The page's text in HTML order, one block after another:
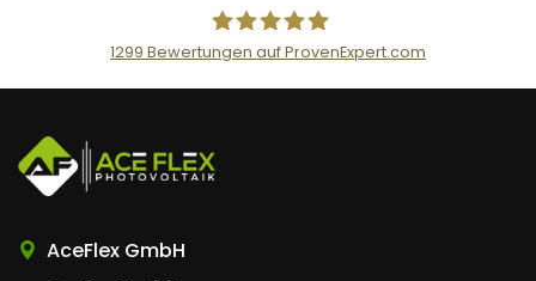
AceFlex GmbH
1299 Bewertungen auf ProvenExpert.com
AceFlex GmbH